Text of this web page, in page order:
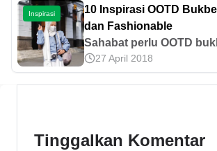
pasti akan tahu ke mana
melangkah. Dia akan
yang dia inginkan dan
perlu melakukan
akhirnya lelah dan
Inspirasi
10 Inspirasi OOTD
dan Fashionable
Sahabat perlu OOTD
untuk tampil stylish dan
Yuk, cek rekomendasi
27 April 2018
Tinggalkan Komentar